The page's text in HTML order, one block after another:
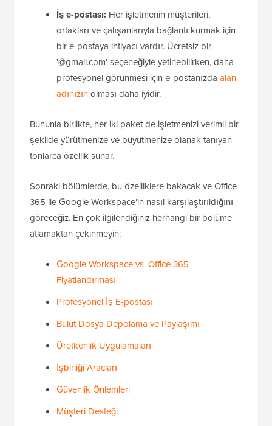
İş e-postası: Her işletmenin müşterileri,
ortakları ve çalışanlarıyla bağlantı kurmak için
bir e-postaya ihtiyacı vardır. Ücretsiz bir
'@gmail.com' seçeneğiyle yetinebilirken, daha
profesyonel görünmesi için e-postanızda alan
adınızınolması daha iyidir.
Bununla birlikte, her iki paket de işletmenizi verimli bir
şekilde yürütmenize ve büyütmenize olanak tanıyan
tonlarca özellik sunar.
Sonraki bölümlerde, bu özelliklere bakacak ve Office
365 ile Google Workspace'in nasıl karşılaştırıldığını
göreceğiz. En çok ilgilendiğiniz herhangi bir bölüme
atlamaktan çekinmeyin:
Google Workspace vs. Office 365
Fiyatlandırması
Profesyonel İş E-postası
Bulut Dosya Depolama ve Paylaşımı
Üretkenlik Uygulamaları
İşbirliği Araçları
Güvenlik Önlemleri
Müşteri Desteği